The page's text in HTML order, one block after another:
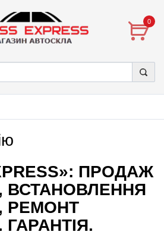
0
ПРОДАЖ
ВСТАНОВЛЕННЯ
РЕМОНТ